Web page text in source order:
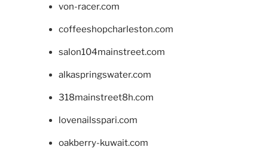
von-racer.com
coffeeshopcharleston.com
salon104mainstreet.com
alkaspringswater.com
318mainstreet8h.com
lovenailsspari.com
oakberry-kuwait.com